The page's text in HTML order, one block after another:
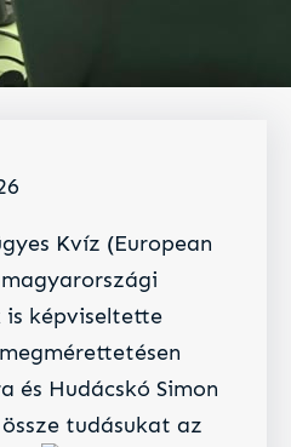
Kvíz (European
is képviseltette
és Hudácskó Simon
tudásukat az